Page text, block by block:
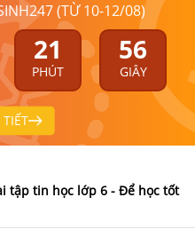
(TỪ 10-12/08)
21
PHÚT
56
GIÂY
tập tin học lớp 6 - Để học tốt